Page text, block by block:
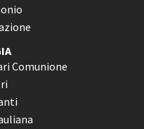
Comunione